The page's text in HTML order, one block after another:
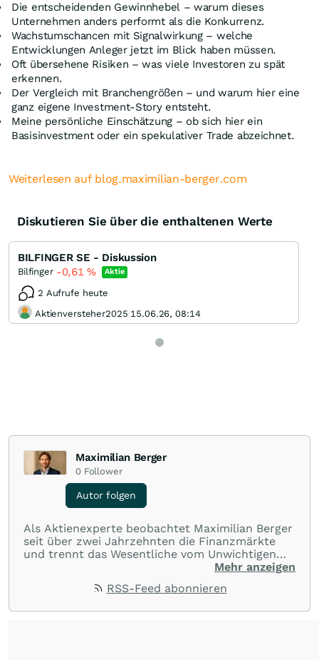
Die entscheidenden Gewinnhebel – warum dieses
Unternehmen anders performt als die Konkurrenz.
Wachstumschancen mit Signalwirkung – welche
Entwicklungen Anleger jetzt im Blick haben müssen.
Oft übersehene Risiken – was viele Investoren zu spät
erkennen.
Der Vergleich mit Branchengrößen – und warum hier eine
ganz eigene Investment-Story entsteht.
Meine persönliche Einschätzung – ob sich hier ein
Basisinvestment oder ein spekulativer Trade abzeichnet.
Weiterlesen auf blog.maximilian-berger.com
Diskutieren Sie über die enthaltenen Werte
BILFINGER SE - Diskussion
Bilfinger -0,61% Aktie
2 Aufrufe heute
Aktienversteher2025 15.06.26, 08:14
Maximilian Berger
0 Follower
Autor folgen
Als Aktienexperte beobachtet Maximilian Berger
seit über zwei Jahrzehnten die Finanzmärkte
und trennt das Wesentliche vom Unwichtigen
und liefert wöchentlich klare, unabhängige
und Renditen liefern.
Mehr anzeigen
RSS-Feed abonnieren